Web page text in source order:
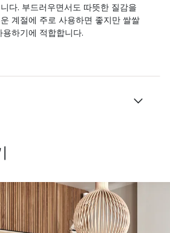
다. 부드러우면서도 따뜻한 질감을
계절에 주로 사용하면 좋지만 쌀쌀
하기에 적합합니다.